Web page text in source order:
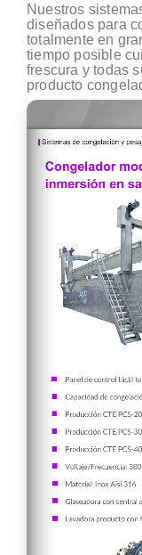
Nuestros
diseñados para
totalmente en
tiempo posible
frescura y todas
producto